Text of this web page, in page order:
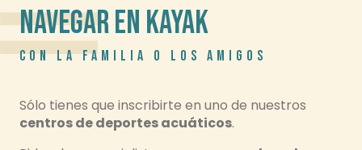
NAVEGAR EN KAYAK
CON LA FAMILIA O LOS AMIGOS
Sólo tienes que inscribirte en uno de nuestros
centros de deportes acuáticos.